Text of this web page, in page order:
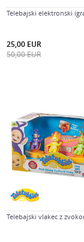
Telebajski elektronski
25,00 EUR
50,00EUR
Telebajski vlakec z